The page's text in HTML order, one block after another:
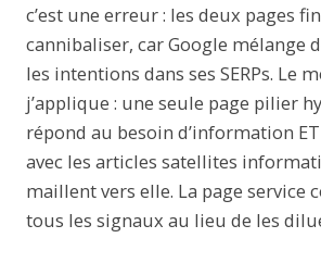
c’est une erreur : les deux pages
cannibaliser, car Google mélange
les intentions dans ses SERPs. Le
j’applique : une seule page pilier
répond au besoin d’information
avec les articles satellites
maillent vers elle. La page service
tous les signaux au lieu de les